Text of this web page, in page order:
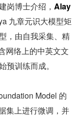
岗博士介绍， Alay
九章元识大模型矩
，由自我采集、精
网络上的中英文文
预训练而成。
Model 的
集上进行微调，并